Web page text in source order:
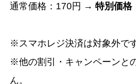
通常価格：170円 → 特別価格
※スマホレジ決済は対象外です
※他の割引・キャンペーンと
ん。